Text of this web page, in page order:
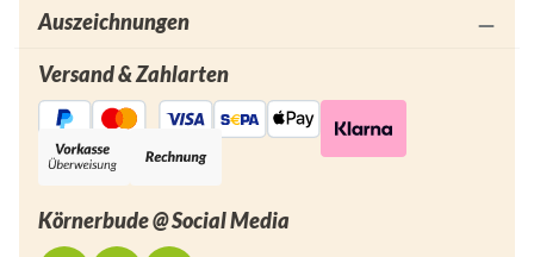
Auszeichnungen
Versand & Zahlarten
Körnerbude @ Social Media